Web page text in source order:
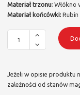
Materiał trzonu: Włókno
Materiał końcówki: Rubin
Jeżeli w opisie produktu
zależności od stanów